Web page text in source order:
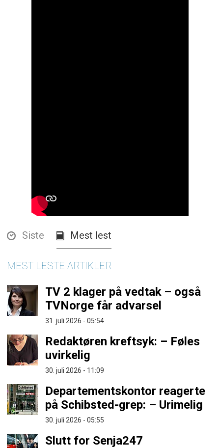
Siste Mest lest
MEST LESTE ARTIKLER
TV 2 klager på vedtak – også
TVNorge får advarsel
31. juli 2026 - 05:54
Redaktøren kreftsyk: – Føles
uvirkelig
30. juli 2026 - 11:09
Departementskontor reagerte
på Schibsted-grep: – Urimelig
30. juli 2026 - 05:55
Slutt for Senja247